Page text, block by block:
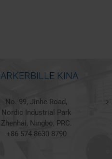
KINA
No. 99, Jinhe Road,
Nordic Industrial Park
Zhenhai, Ningbo, PRC.
+86 574 8630 8790